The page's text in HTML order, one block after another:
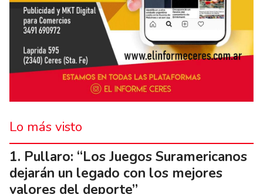
Lo más visto
Pullaro: “Los Juegos Suramericanos
dejarán un legado con los mejores
valores del deporte”